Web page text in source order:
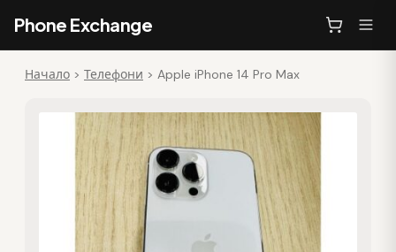
Phone Exchange
Начало > Телефони > Apple iPhone 14 Pro Max